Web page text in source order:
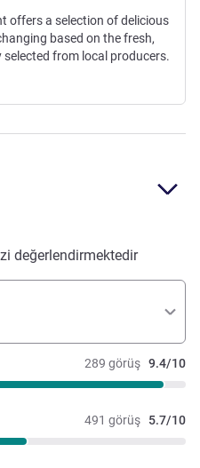
offers a selection of delicious
based on the fresh,
from local producers.
değerlendirmektedir
289 görüş 9.4/10
491 görüş 5.7/10